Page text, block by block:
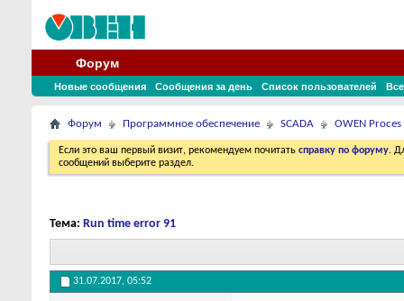
Форум
Новые сообщения Сообщения за день Список пользователей
Форум Программное обеспечение SCADA OWEN
Если это ваш первый визит, рекомендуем почитать справку по форуму.
сообщений выберите раздел.
Тема: Run time error 91
31.07.2017, 05:52